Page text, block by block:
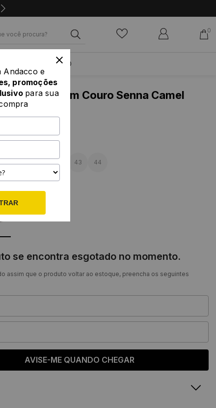
0
PROMOÇÃO
Masculino em Couro Senna Camel
43
44
se encontra esgotado no momento.
assim que o produto voltar ao estoque, preencha os seguintes
AVISE-ME QUANDO CHEGAR
Andacco e
promoções
para sua